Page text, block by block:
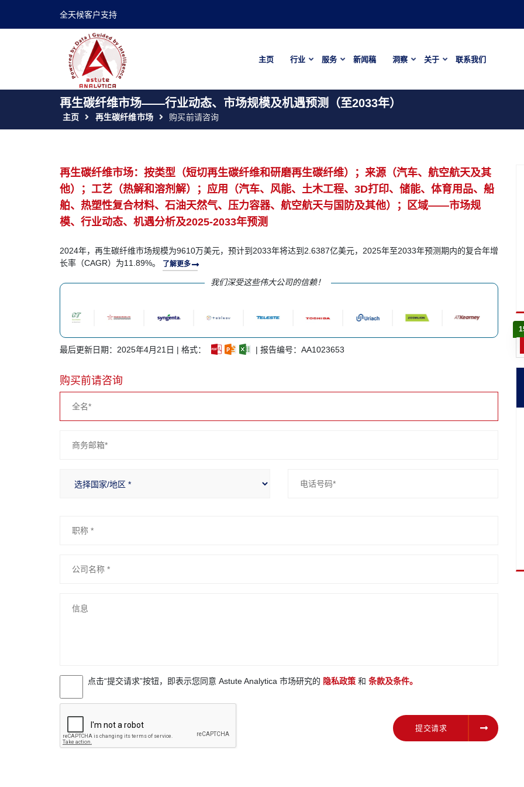
全天候客户支持
主页 行业 服务 新闻稿 洞察 关于 联系我们
再生碳纤维市场——行业动态、市场规模及机遇预测（至2033年）
主页 再生碳纤维市场 购买前请咨询
再生碳纤维市场：按类型（短切再生碳纤维和研磨再生碳纤维）；来源（汽车、航空航天及其
他）；工艺（热解和溶剂解）；应用（汽车、风能、土木工程、3D打印、储能、体育用品、船
舶、热塑性复合材料、石油天然气、压力容器、航空航天与国防及其他）；区域——市场规
模、行业动态、机遇分析及2025-2033年预测
2024年，再生碳纤维市场规模为9610万美元，预计到2033年将达到2.6387亿美元，2025年至2033年预测期内的复合年增
长率（CAGR）为11.89%。
了解更多
我们深受这些伟大公司的信赖！
最后更新日期：2025年4月21日 | 格式： | 报告编号：AA1023653
购买前请咨询
点击“提交请求”按钮，即表示您同意 Astute Analytica 市场研究的 隐私政策 和 条款及条件。
提交请求